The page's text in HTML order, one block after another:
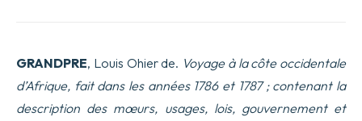
GRANDPRE, Louis Ohier de. Voyage à la côte occidentale
d’Afrique, fait dans les années 1786 et 1787 ; contenant la
description des mœurs, usages, lois, gouvernement et